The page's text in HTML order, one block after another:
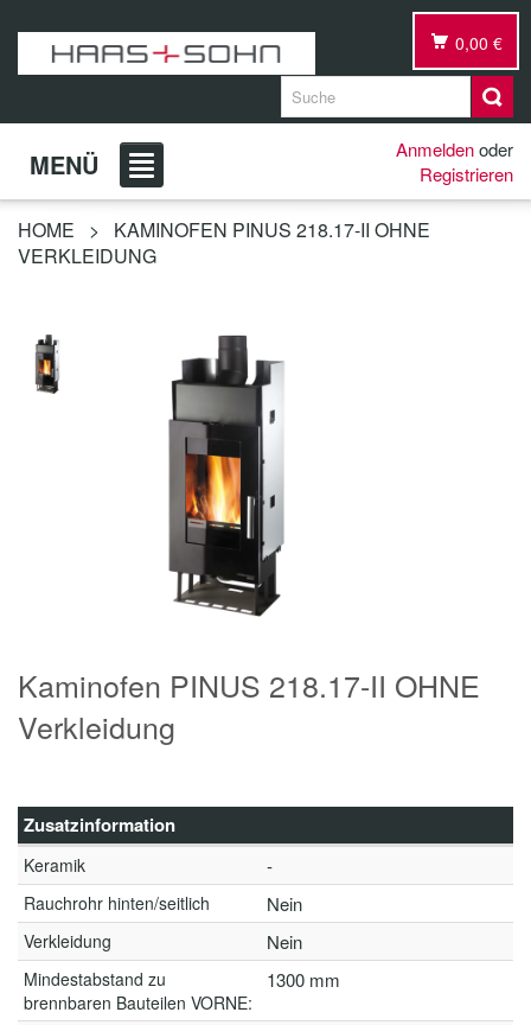
0,00 €
MENÜ Anmeldenoder
Registrieren
HOME >
KAMINOFEN PINUS 218.17-II OHNE
VERKLEIDUNG
Kaminofen PINUS 218.17-II OHNE
Verkleidung
Zusatzinformation
Keramik -
Rauchrohr hinten/seitlich Nein
Verkleidung Nein
Mindestabstand zu
brennbaren Bauteilen VORNE:
1300 mm